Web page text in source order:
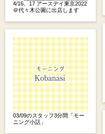
4/16、17 アースデイ東京2022
＠代々木公園に出店します
03/09のスタッフ3分間「モー
ニング小話」